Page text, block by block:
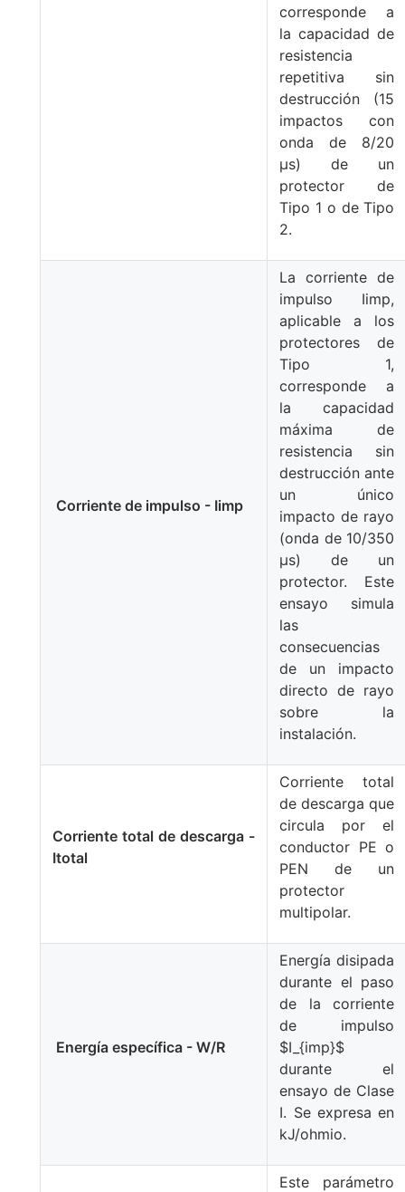
corresponde a
la capacidad de
resistencia
repetitiva sin
destrucción (15
impactos con
onda de 8/20
μs) de un
protector de
Tipo 1 o de Tipo
2.
Corriente de impulso - Iimp
La corriente de
impulso Iimp,
aplicable a los
protectores de
Tipo 1,
corresponde a
la capacidad
máxima de
resistencia sin
destrucción ante
un único
impacto de rayo
(onda de 10/350
μs) de un
protector. Este
ensayo simula
las
consecuencias
de un impacto
directo de rayo
sobre la
instalación.
Corriente total de descarga -
Itotal
Corriente total
de descarga que
circula por el
conductor PE o
PEN de un
protector
multipolar.
Energía específica - W/R
Energía disipada
durante el paso
de la corriente
de impulso
$I_{imp}$
durante el
ensayo de Clase
I. Se expresa en
kJ/ohmio.
Este parámetro